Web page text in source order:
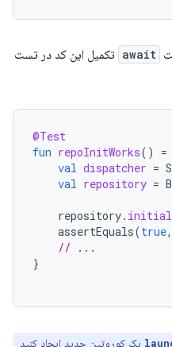
await تکمیل این کد در تست
@Test
fun repoInitWorks() =
val dispatcher =
val repository =
repository.
assertEquals(true,
// ...
}
یک کوروتین جدید ایجاد کنید